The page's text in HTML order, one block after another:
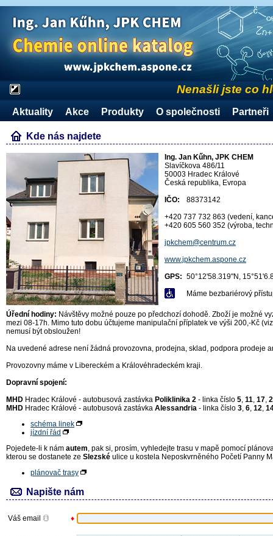
Nenašli jste co
Aktuality Akce Produkty O společnosti Partneři
Kde nás najdete
Ing. Jan Kűhn, JPK CHEM
Slavíčkova 486/11
50003 Hradec Králové
Česká republika, Evropa
IČO:
88373142
+420 737 732 863 (vedení,
+420 605 560 352 (výroba,
jpkchem@centrum.cz
www.jpkchem.aspone.cz
GPS: 50°12'58.319"N,
Máme bezbariérový
Úřední hodiny: Návštěvy možné pouze po předchozí dohodě. Zboží je možné
mezi 08-17h. Mimo tuto dobu účtujeme manipulační příplatek ve výši 200,-Kč
nemusí být obsloužen!
Na uvedené adrese není žádná provozovna, prodejna, sklad, podpora prodeje
Provozovny máme v Libereckém a Královéhradeckém kraji.
Dopravní spojení:
MHD Hradec Králové - autobusová zastávka Poliklinika 2 - linka číslo 5 11 17
MHD Hradec Králové - autobusová zastávka Alessandria - linka číslo 3 6 12
schéma linek
jízdní řád
Pojedete-li k nám autem , pak si, prosím, vyhledejte trasu v mapě pomocí
kterou se dostanete ze Slezské ulice u kostela Neposkvrněného Početí Panny
plánovač trasy
Napište nám
Váš email ♦